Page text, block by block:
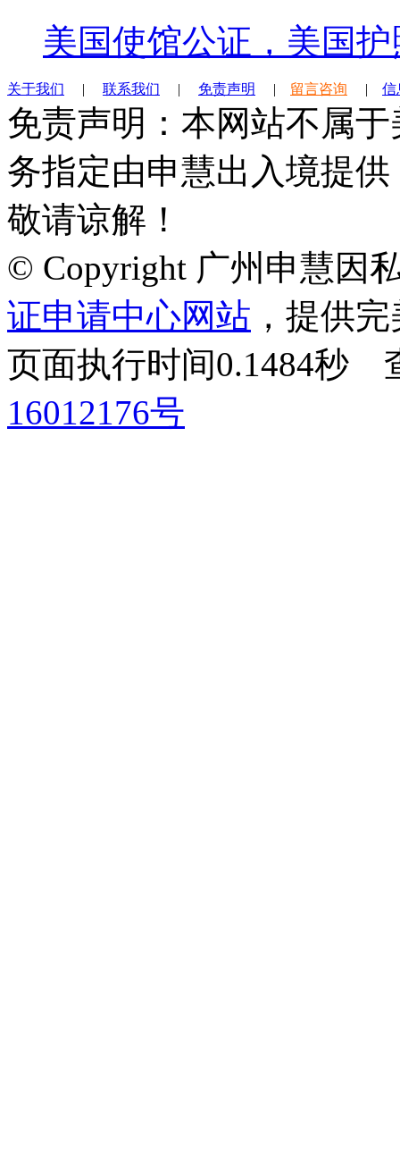
美国使馆公证，美国
关于我们 | 联系我们 | 免责声明 | 留言咨询 | 信
免责声明：本网站不属
务指定由申慧出入境提
敬请谅解！
© Copyright 广州申慧因
证申请中心网站 ，提供
页面执行时间0.1484
16012176号